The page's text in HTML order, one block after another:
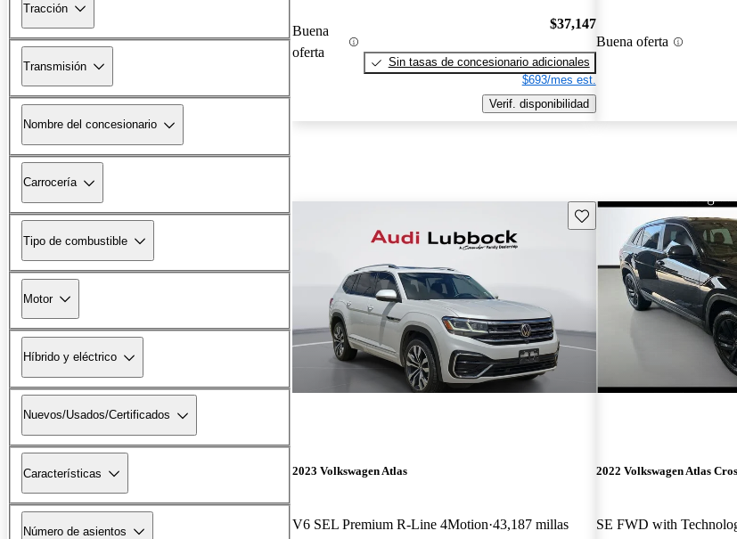
Tracción
Transmisión
Nombre del concesionario
Carrocería
Tipo de combustible
Motor
Híbrido y eléctrico
Nuevos/Usados/Certificados
Características
Número de asientos
Buena
oferta
$37,147
Sin tasas de concesionario adicionales
$693/mes est.
Verif. disponibilidad
Buena oferta
Guarda este Aviso
2023 Volkswagen Atlas
V6 SEL Premium R-Line 4Motion 43,187 millas
2022 Volkswagen Atlas
SE FWD with